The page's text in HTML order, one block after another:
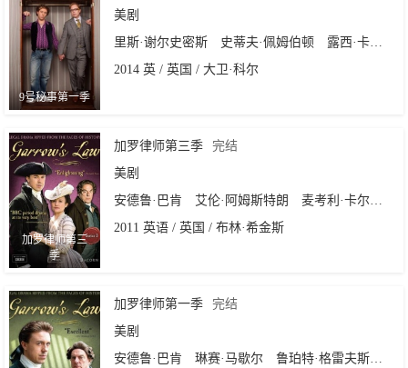
9号秘事第一季
美剧
里斯·谢尔史密斯
史蒂夫·佩姆伯顿
露西·卡瓦利耶罗
2014 英 / 英国 / 大卫·科尔
加罗律师第三
季
加罗律师第三季
完结
美剧
安德鲁·巴肯
艾伦·阿姆斯特朗 麦考利·卡尔金
2011 英语 / 英国 / 布林·希金斯
加罗律师第一季
完结
美剧
安德鲁·巴肯
琳赛·马歇尔 鲁珀特·格雷夫斯